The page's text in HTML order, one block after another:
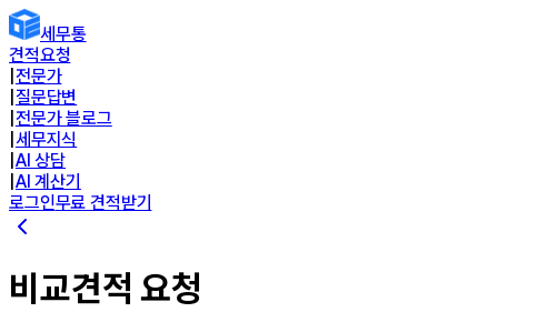
세무통
견적요청
전문가
질문답변
전문가 블로그
세무지식
AI 상담
AI 계산기
로그인무료 견적받기
비교견적 요청